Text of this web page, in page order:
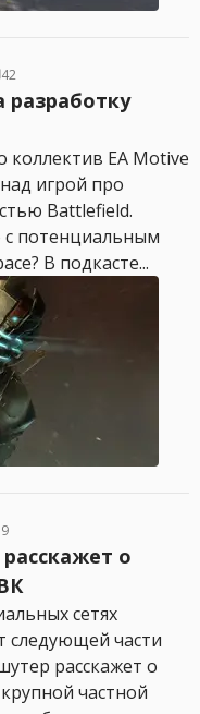
42
разработку
коллектив EA Motive
игрой про
Battlefield.
с потенциальным
В подкасте...
о
сетях
следующей части
расскажет о
частной